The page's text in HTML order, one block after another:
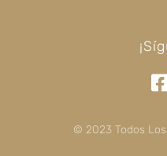
© 2023 Todos